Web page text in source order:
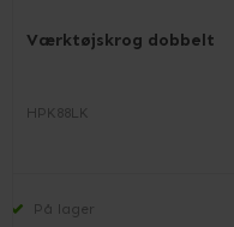
Værktøjskrog dobbelt
HPK88LK
På lager